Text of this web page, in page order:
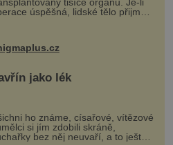
tisíce orgánů. Je-li
úspěšná, lidské tělo přijme
jako lék
ho známe, císařové, vítězové
si jím zdobili skráně,
bez něj neuvaří, a to ještě